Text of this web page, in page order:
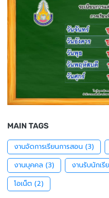
MAIN TAGS
งานจัดการเรียนการสอน (3)
งานบุคคล (3) งานรับนักเรี
โอเน็ต (2)